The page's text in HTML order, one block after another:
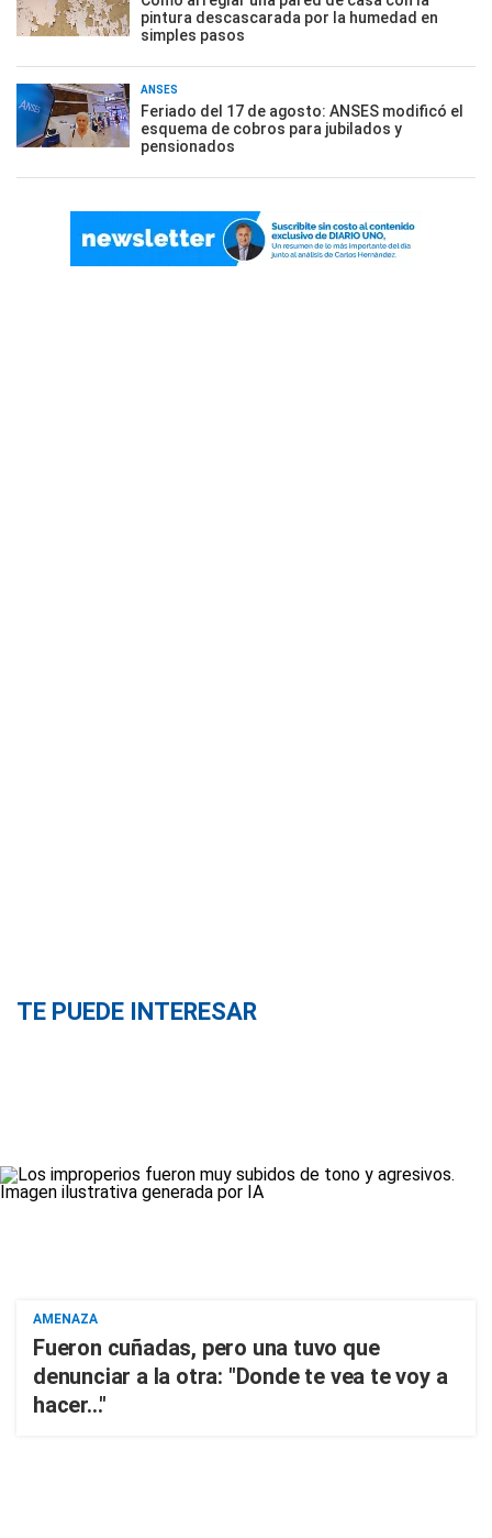
pintura descascarada por la humedad en
simples pasos
ANSES
Feriado del 17 de agosto: ANSES modificó el
esquema de cobros para jubilados y
pensionados
TE PUEDE INTERESAR
AMENAZA
Fueron cuñadas, pero una tuvo que
denunciar a la otra: "Donde te vea te voy a
hacer..."